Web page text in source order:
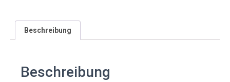
Beschreibung
Beschreibung